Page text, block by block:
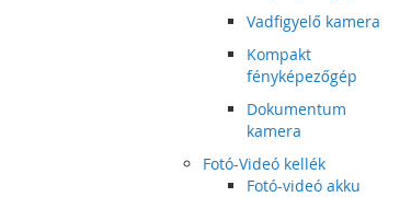
Vadfigyelő kamera
Kompakt
fényképezőgép
Dokumentum
kamera
Fotó-Videó kellék
Fotó-videó akku